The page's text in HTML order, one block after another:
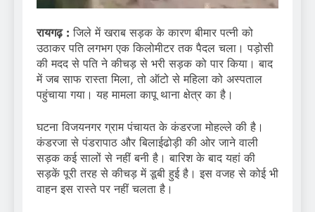
रायगढ़ : जिले में खराब सड़क के कारण बीमार पत्नी को
उठाकर पति लगभग एक किलोमीटर तक पैदल चला। पड़ोसी
की मदद से पति ने कीचड़ से भरी सड़क को पार किया। बाद
में जब साफ रास्ता मिला, तो ऑटो से महिला को अस्पताल
पहुंचाया गया। यह मामला कापू थाना क्षेत्र का है।
घटना विजयनगर ग्राम पंचायत के कंडरजा मोहल्ले की है।
कंडरजा से पंडरापाठ और बिलाईढोड़ी की ओर जाने वाली
सड़क कई सालों से नहीं बनी है। बारिश के बाद यहां की
सड़कें पूरी तरह से कीचड़ में डूबी हुई है। इस वजह से कोई भी
वाहन इस रास्ते पर नहीं चलता है।